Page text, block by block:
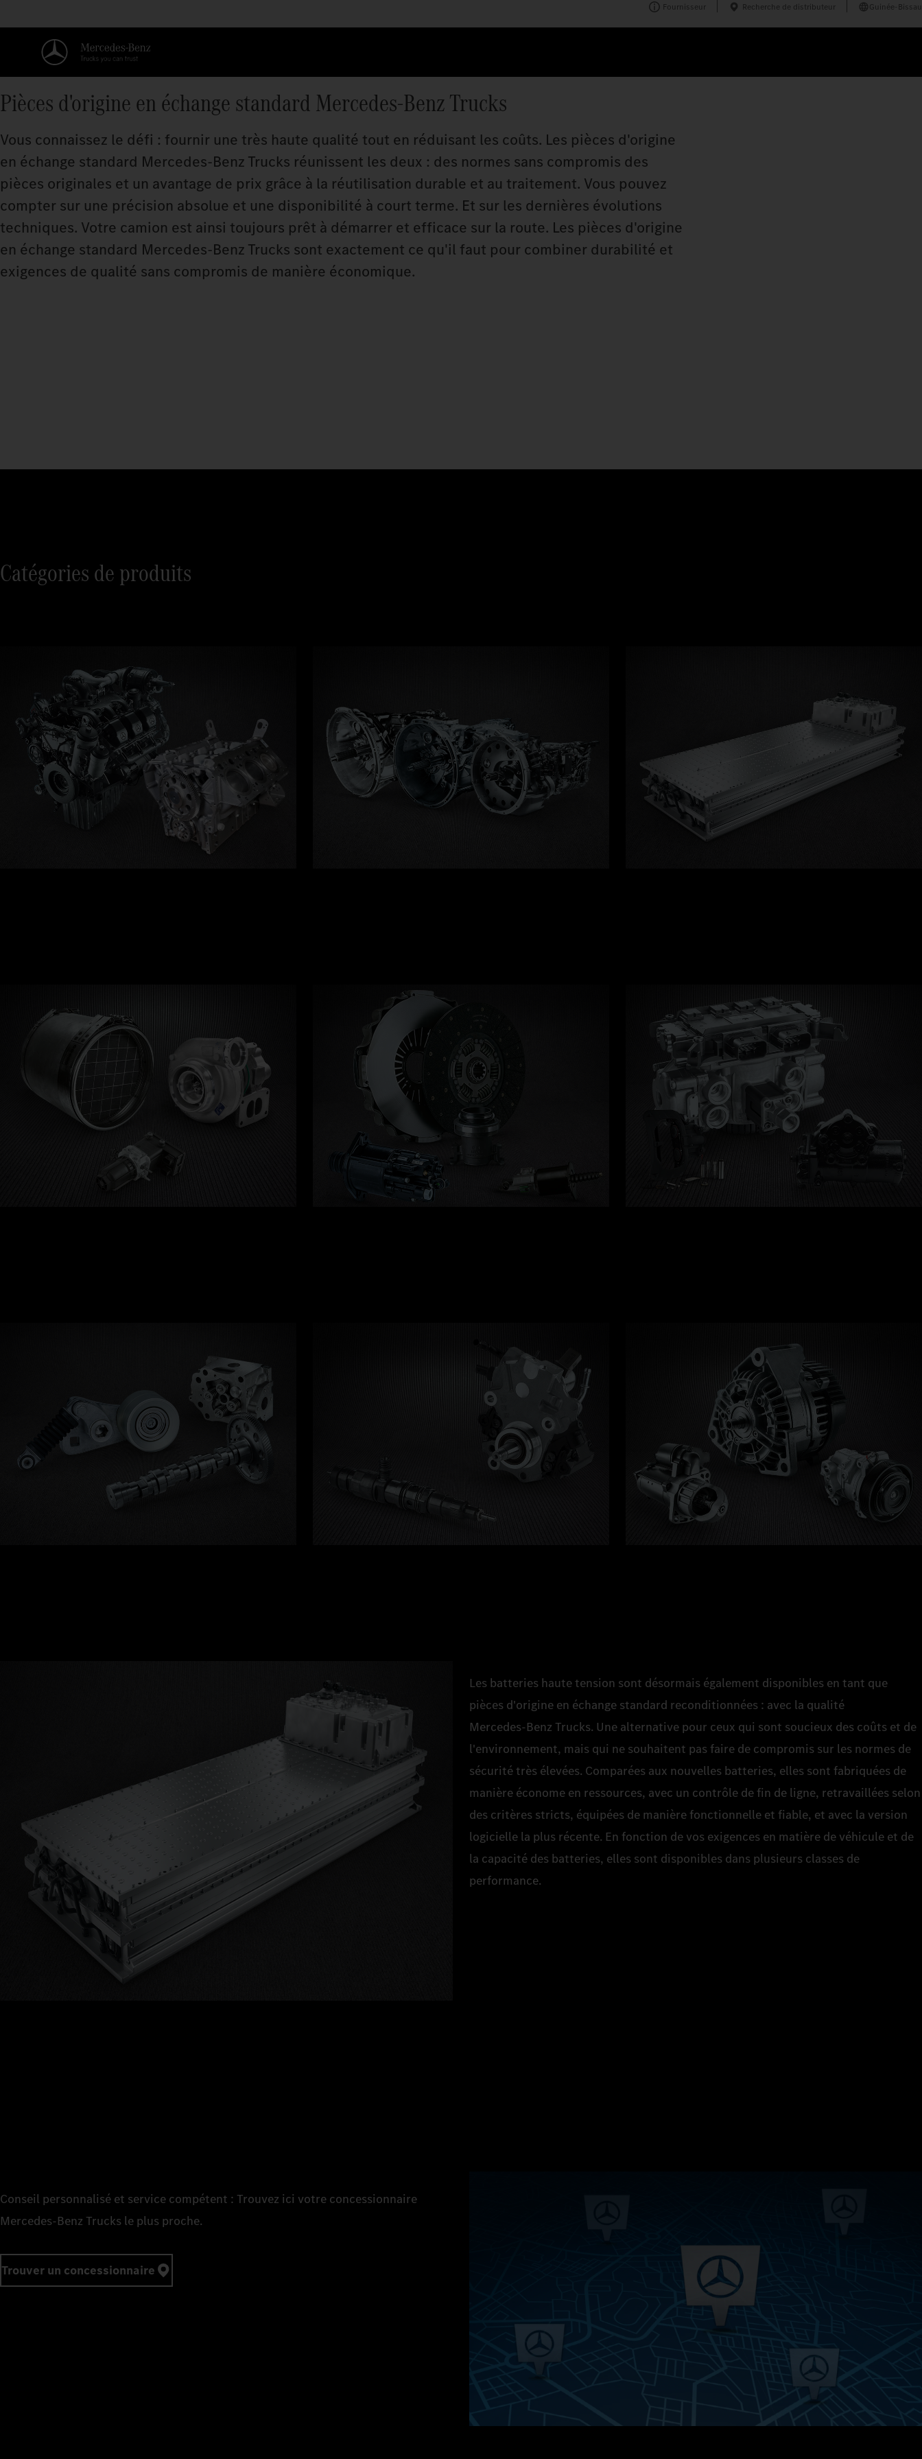
Fournisseur Recherche de distributeur Guinée-Bissau
Pièces d'origine en échange standard Mercedes‑Benz Trucks
Vous connaissez le défi : fournir une très haute qualité tout en réduisant les coûts. Les pièces d'origine
en échange standard Mercedes‑Benz Trucks réunissent les deux : des normes sans compromis des
pièces originales et un avantage de prix grâce à la réutilisation durable et au traitement. Vous pouvez
compter sur une précision absolue et une disponibilité à court terme. Et sur les dernières évolutions
techniques. Votre camion est ainsi toujours prêt à démarrer et efficace sur la route. Les pièces d'origine
en échange standard Mercedes‑Benz Trucks sont exactement ce qu'il faut pour combiner durabilité et
exigences de qualité sans compromis de manière économique.
Catégories de produits
Les batteries haute tension sont désormais également disponibles en tant que
pièces d'origine en échange standard reconditionnées : avec la qualité
Mercedes‑Benz Trucks. Une alternative pour ceux qui sont soucieux des coûts et de
l'environnement, mais qui ne souhaitent pas faire de compromis sur les normes de
sécurité très élevées. Comparées aux nouvelles batteries, elles sont fabriquées de
manière économe en ressources, avec un contrôle de fin de ligne, retravaillées selon
des critères stricts, équipées de manière fonctionnelle et fiable, et avec la version
logicielle la plus récente. En fonction de vos exigences en matière de véhicule et de
la capacité des batteries, elles sont disponibles dans plusieurs classes de
performance.
Conseil personnalisé et service compétent : Trouvez ici votre concessionnaire
Mercedes‑Benz Trucks le plus proche.
Trouver un concessionnaire